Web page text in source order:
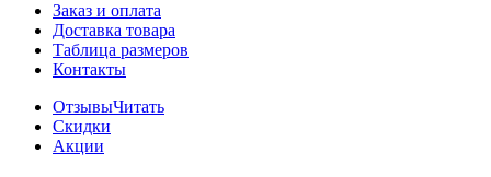
Заказ и оплата
Доставка товара
Таблица размеров
Контакты
ОтзывыЧитать
Скидки
Акции